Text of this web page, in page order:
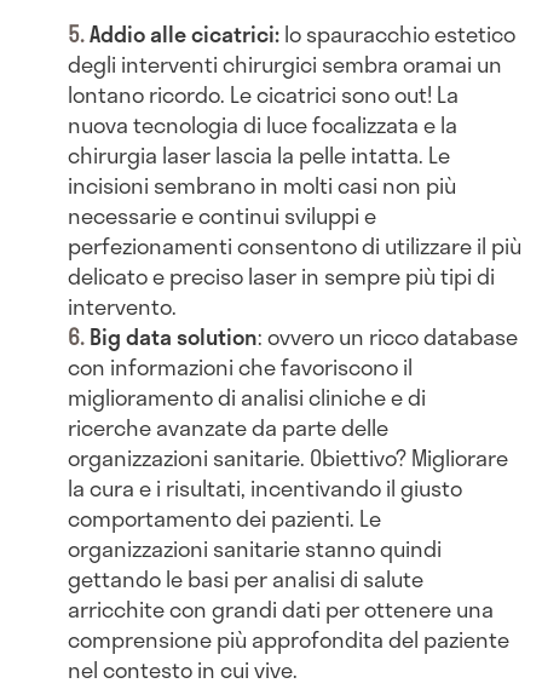
Addio alle cicatrici:lo spauracchio estetico
degli interventi chirurgici sembra oramai un
lontano ricordo. Le cicatrici sono out! La
nuova tecnologia di luce focalizzata e la
chirurgia laser lascia la pelle intatta. Le
incisioni sembrano in molti casi non più
necessarie e continui sviluppi e
perfezionamenti consentono di utilizzare il più
delicato e preciso laser in sempre più tipi di
intervento.
Big data solution: ovvero un ricco database
con informazioni che favoriscono il
miglioramento di analisi cliniche e di
ricerche avanzate da parte delle
organizzazioni sanitarie. Obiettivo? Migliorare
la cura e i risultati, incentivando il giusto
comportamento dei pazienti. Le
organizzazioni sanitarie stanno quindi
gettando le basi per analisi di salute
arricchite con grandi dati per ottenere una
comprensione più approfondita del paziente
nel contesto in cui vive.